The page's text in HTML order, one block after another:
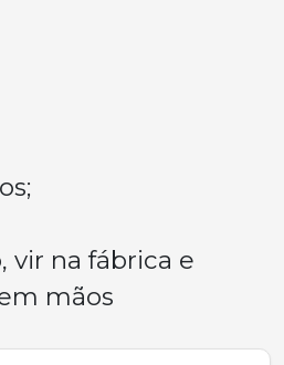
vir na fábrica e
mãos